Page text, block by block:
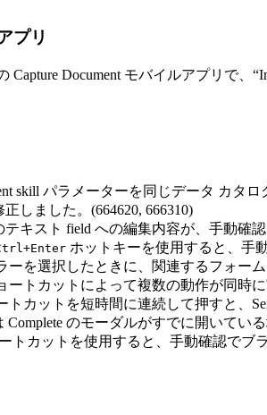
プリ
Capture Document モバイルアプリで、
skill パラメーターを同じデータ カ
しました。(664620, 666310)
キスト field への編集内容が、手動確
ホットキーを使用すると、手
ーを選択したときに、関連するフォー
ートカットによって複数の動作が同時
カットを短時間に連続して押すと、
Complete のモーダルがすでに開いて
トカットを使用すると、手動確認でブ